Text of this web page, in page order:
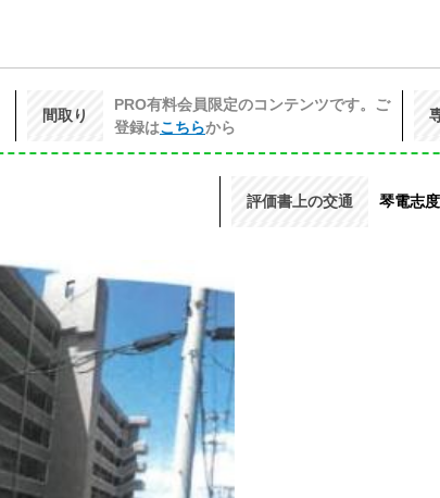
間取り
PRO有料会員限定のコンテンツです。ご
登録はこちらから
評価書上の交通 琴電志